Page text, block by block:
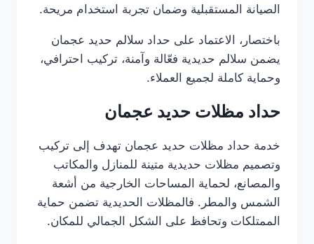
الصيانة المستقبلية وضمان تجربة استخدام مريحة.
باختصار، الاعتماد على حداد سلالم حديد عجمان
يضمن سلالم حديدية فعّالة وآمنة، تركيب احترافي،
وحماية كاملة لجميع العملاء.
حداد مظلات حديد عجمان
خدمة حداد مظلات حديد عجمان تهدف إلى تركيب
وتصميم مظلات حديدية متينة للمنازل والمكاتب
والمصانع، لحماية المساحات الخارجية من أشعة
الشمس والمطر. فالمظلات الحديدية تضمن حماية
الممتلكات وتحافظ على الشكل الجمالي للمكان.